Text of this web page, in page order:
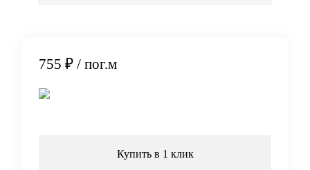
755 ₽ / пог.м
Купить в 1 клик